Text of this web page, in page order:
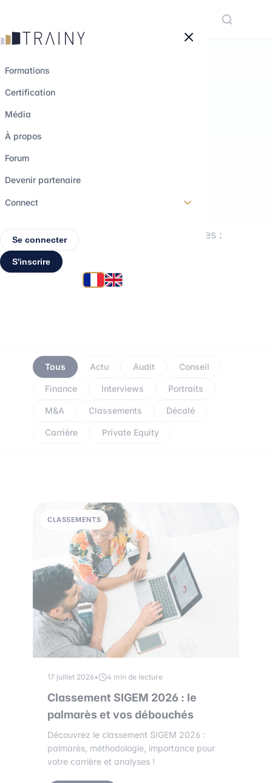
Formations
Certification
Média
À propos
Forum
Devenir partenaire
Connect
Se connecter
S'inscrire
Comprendre les
Explorer les
parcours.
Interviews, formations, décryptages :
tout pour construire ton projet
professionnel.
Tous Actu Audit Conseil
Finance Interviews Portraits
M&A Classements Décalé
Carrière Private Equity
CLASSEMENTS
17 juillet 2026• 4 min de lecture
Classement SIGEM 2026 : le
palmarès et vos débouchés
Découvrez le classement SIGEM 2026 :
palmarès, méthodologie, importance pour
votre carrière et analyses !